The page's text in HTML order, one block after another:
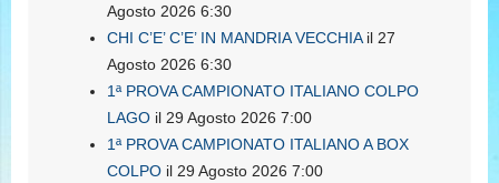
Agosto 2026 6:30
CHI C’E’ C’E’ IN MANDRIA VECCHIAil 27
Agosto 2026 6:30
1ª PROVA CAMPIONATO ITALIANO COLPO
LAGO il 29 Agosto 2026 7:00
1ª PROVA CAMPIONATO ITALIANO A BOX
COLPO il 29 Agosto 2026 7:00